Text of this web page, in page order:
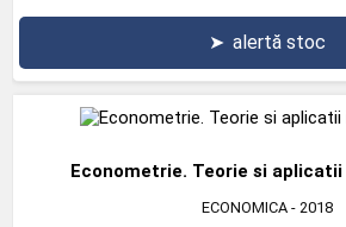
➤ alertă stoc
Econometrie. Teorie si aplicatii
ECONOMICA - 2018